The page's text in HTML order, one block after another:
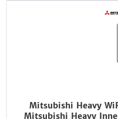
Mitsubishi Heavy
Mitsubishi Heavy